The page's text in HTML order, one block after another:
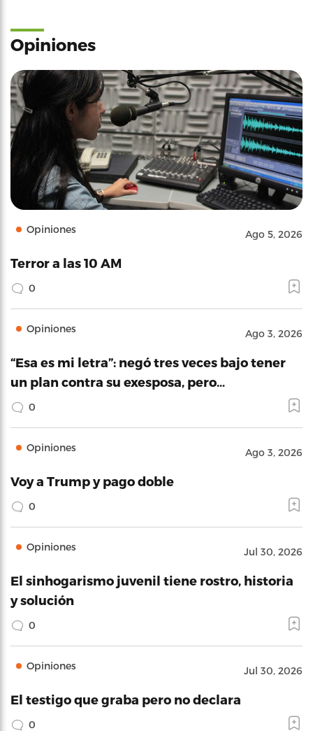
Opiniones
Opiniones Ago 5, 2026
Terror a las 10 AM
0
Opiniones Ago 3, 2026
“Esa es mi letra”: negó tres veces bajo tener
un plan contra su exesposa, pero…
0
Opiniones Ago 3, 2026
Voy a Trump y pago doble
0
Opiniones Jul 30, 2026
El sinhogarismo juvenil tiene rostro, historia
y solución
0
Opiniones Jul 30, 2026
El testigo que graba pero no declara
0